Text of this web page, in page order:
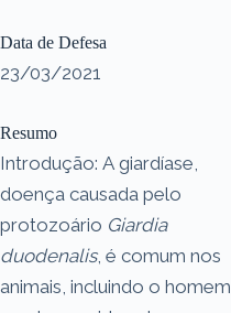
Data de Defesa
23/03/2021
Resumo
Introdução: A giardíase,
doença causada pelo
protozoário Giardia
duodenalis, é comum nos
animais, incluindo o homem,